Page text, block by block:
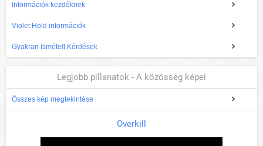
Információk kezdőknek
Violet Hold információk
Gyakran Ismételt Kérdések
Legjobb pillanatok - A közösség képei
Összes kép megtekintése
Overkill